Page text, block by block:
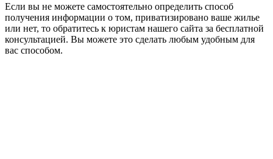
Если вы не можете самостоятельно определить способ
получения информации о том, приватизировано ваше жилье
или нет, то обратитесь к юристам нашего сайта за бесплатной
консультацией. Вы можете это сделать любым удобным для
вас способом.